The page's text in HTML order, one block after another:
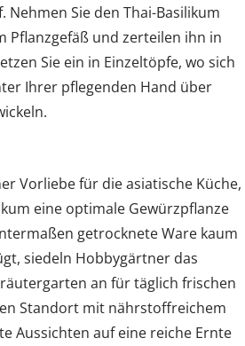
Nehmen Sie den Thai-Basilikum
Pflanzgefäß und zerteilen ihn in
Sie ein in Einzeltöpfe, wo sich
Ihrer pflegenden Hand über
Vorliebe für die asiatische Küche,
eine optimale Gewürzpflanze
getrocknete Ware kaum
siedeln Hobbygärtner das
an für täglich frischen
Standort mit nährstoffreichem
Aussichten auf eine reiche Ernte